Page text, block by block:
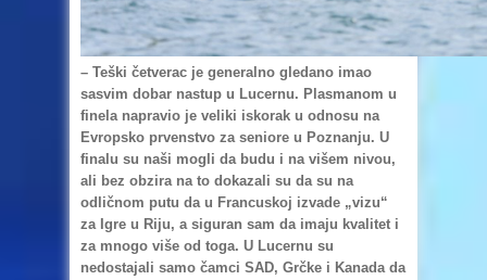
– Teški četverac je generalno gledano imao
sasvim dobar nastup u Lucernu. Plasmanom u
finela napravio je veliki iskorak u odnosu na
Evropsko prvenstvo za seniore u Poznanju. U
finalu su naši mogli da budu i na višem nivou,
ali bez obzira na to dokazali su da su na
odličnom putu da u Francuskoj izvade „vizu“
za Igre u Riju, a siguran sam da imaju kvalitet i
za mnogo više od toga. U Lucernu su
nedostajali samo čamci SAD, Grčke i Kanada da